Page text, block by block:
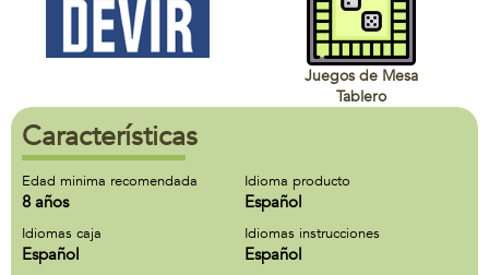
Juegos de Mesa
Tablero
Características
Edad minima recomendada
8 años
Idioma producto
Español
Idiomas caja
Español
Idiomas instrucciones
Español